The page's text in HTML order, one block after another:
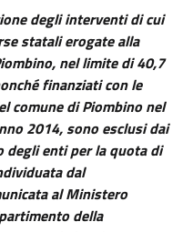
degli interventi di cui
statali erogate alla
nel limite di 40,7
finanziati con le
comune di Piombino nel
2014, sono esclusi dai
enti per la quota di
dal
al Ministero
della